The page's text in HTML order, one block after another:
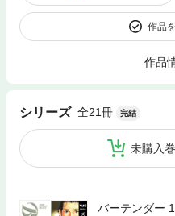
作品
作品
シリーズ 全21冊 完結
未購入
バーテンダー 1